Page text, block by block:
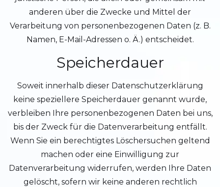
anderen über die Zwecke und Mittel der
Verarbeitung von personenbezogenen Daten (z. B.
Namen, E-Mail-Adressen o. Ä.) entscheidet.
Speicherdauer
Soweit innerhalb dieser Datenschutzerklärung
keine speziellere Speicherdauer genannt wurde,
verbleiben Ihre personenbezogenen Daten bei uns,
bis der Zweck für die Datenverarbeitung entfällt.
Wenn Sie ein berechtigtes Löschersuchen geltend
machen oder eine Einwilligung zur
Datenverarbeitung widerrufen, werden Ihre Daten
gelöscht, sofern wir keine anderen rechtlich